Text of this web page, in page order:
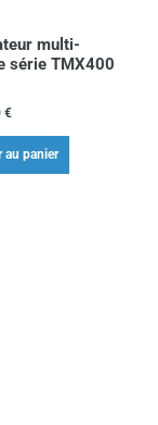
multi-
série TMX400
€
au panier